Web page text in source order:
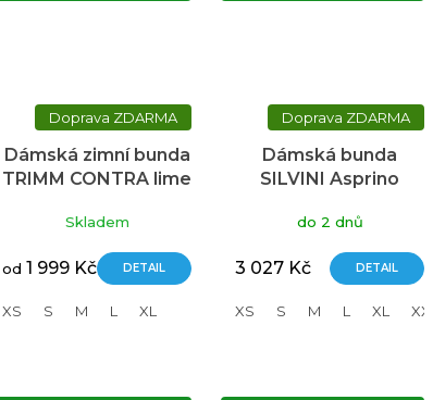
ZDARMA
Dámská zimní bunda
TRIMM CONTRA lime
Skladem
od 1 999 Kč DETAIL
XS S M L XL
ZDARMA
Dámská bunda
SILVINI Asprino
do 2 dnů
3 027 Kč DETAIL
XS S M L XL XXL